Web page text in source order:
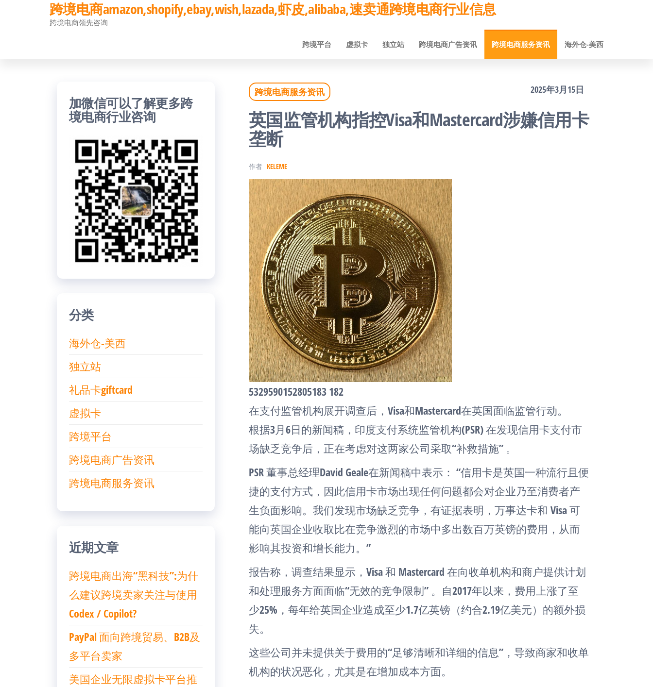
跨境电商amazon,shopify,ebay,wish,lazada,虾皮,alibaba,速卖通跨境电商行业信息
跨境电商领先咨询
跨境平台 虚拟卡 独立站 跨境电商广告资讯 跨境电商服务资讯 海外仓-美西
跨境电商服务资讯 2025年3月15日
英国监管机构指控Visa和Mastercard涉嫌信用卡
垄断
作者 KELEME
5329590152805183 182
在支付监管机构展开调查后，Visa和Mastercard在英国面临监管行动。
根据3月6日的新闻稿，印度支付系统监管机构(PSR) 在发现信用卡支付市
场缺乏竞争后，正在考虑对这两家公司采取“补救措施” 。
PSR 董事总经理David Geale在新闻稿中表示： “信用卡是英国一种流行且便
捷的支付方式，因此信用卡市场出现任何问题都会对企业乃至消费者产
生负面影响。我们发现市场缺乏竞争，有证据表明，万事达卡和 Visa 可
能向英国企业收取比在竞争激烈的市场中多出数百万英镑的费用，从而
影响其投资和增长能力。”
报告称，调查结果显示，Visa 和 Mastercard 在向收单机构和商户提供计划
和处理服务方面面临“无效的竞争限制” 。自2017年以来，费用上涨了至
少25%，每年给英国企业造成至少1.7亿英镑（约合2.19亿美元）的额外损
失。
这些公司并未提供关于费用的“足够清晰和详细的信息”，导致商家和收单
机构的状况恶化，尤其是在增加成本方面。
加微信可以了解更多跨
境电商行业咨询
分类
海外仓-美西
独立站
礼品卡giftcard
虚拟卡
跨境平台
跨境电商广告资讯
跨境电商服务资讯
近期文章
跨境电商出海“黑科技”:为什
么建议跨境卖家关注与使用
Codex / Copilot?
PayPal 面向跨境贸易、B2B及
多平台卖家
美国企业无限虚拟卡平台推